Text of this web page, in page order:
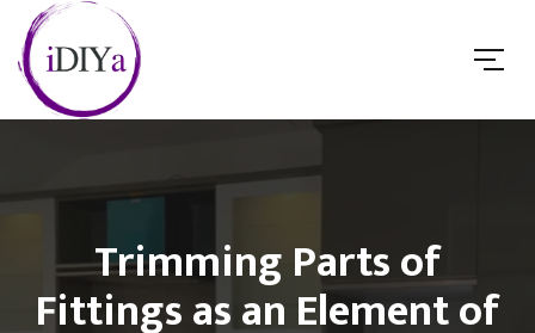
Trimming Parts of
Fittings as an Element of